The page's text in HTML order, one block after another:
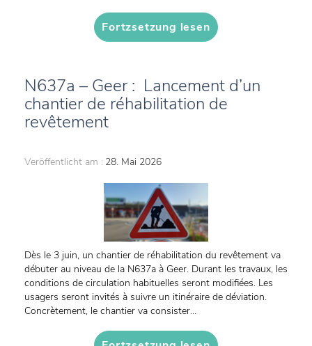
Fortzsetzung lesen
N637a – Geer : Lancement d’un
chantier de réhabilitation de
revêtement
Veröffentlicht am : 28. Mai 2026
Dès le 3 juin, un chantier de réhabilitation du revêtement va
débuter au niveau de la N637a à Geer. Durant les travaux, les
conditions de circulation habituelles seront modifiées. Les
usagers seront invités à suivre un itinéraire de déviation.
Concrètement, le chantier va consister...